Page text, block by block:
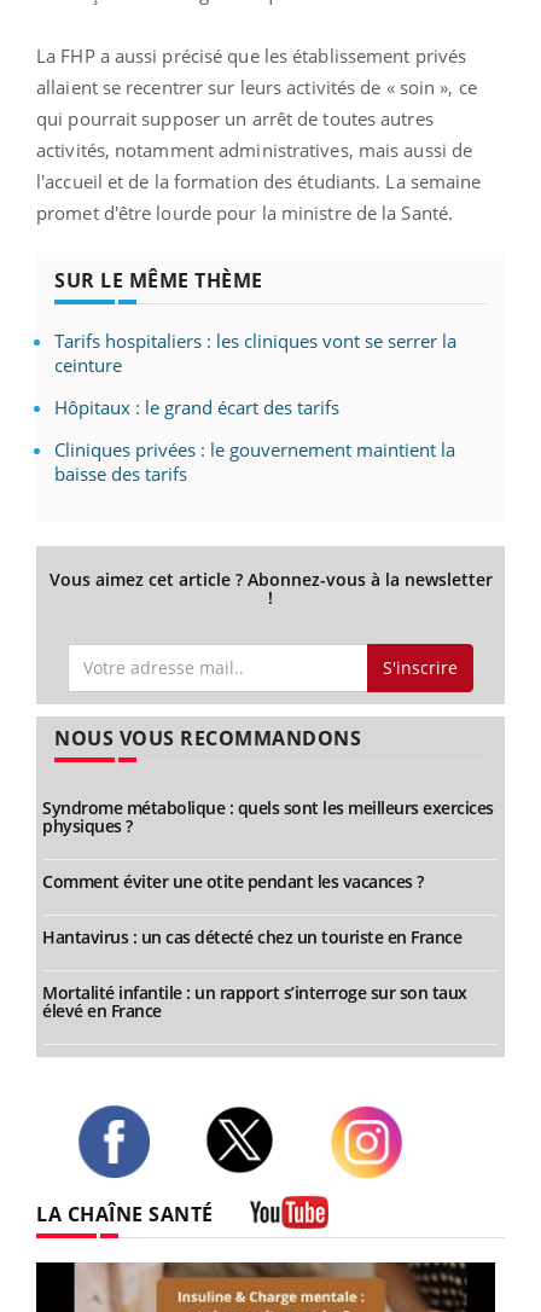
La FHP a aussi précisé que les établissement privés
allaient se recentrer sur leurs activités de « soin », ce
qui pourrait supposer un arrêt de toutes autres
activités, notamment administratives, mais aussi de
l'accueil et de la formation des étudiants. La semaine
promet d'être lourde pour la ministre de la Santé.
SUR LE MÊME THÈME
Tarifs hospitaliers : les cliniques vont se serrer la
ceinture
Hôpitaux : le grand écart des tarifs
Cliniques privées : le gouvernement maintient la
baisse des tarifs
Vous aimez cet article ? Abonnez-vous à la newsletter
!
S'inscrire
NOUS VOUS RECOMMANDONS
Syndrome métabolique : quels sont les meilleurs exercices
physiques ?
Comment éviter une otite pendant les vacances ?
Hantavirus : un cas détecté chez un touriste en France
Mortalité infantile : un rapport s’interroge sur son taux
élevé en France
LA CHAÎNE SANTÉ